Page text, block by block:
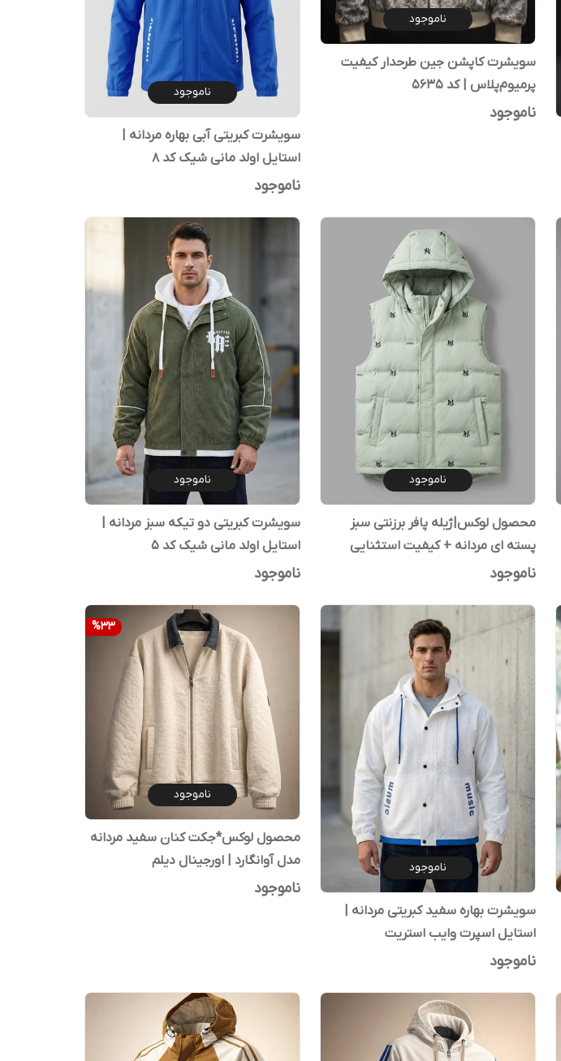
ناموجود
سویشرت کاپشن جین طرحدار کیفیت
پرمیوم‌پلاس | کد 5635
ناموجود
ناموجود
سویشرت کبریتی آبی بهاره مردانه |
استایل اولد مانی شیک کد ۸
ناموجود
ناموجود
محصول لوکس|ژیله پافر برزنتی سبز
پسته ای مردانه + کیفیت استثنایی
ناموجود
ناموجود
سویشرت کبریتی دو تیکه سبز مردانه |
استایل اولد مانی شیک کد ۵
ناموجود
ناموجود
سویشرت بهاره سفید کبریتی مردانه |
استایل اسپرت وایب استریت
ناموجود
%33
ناموجود
محصول لوکس*جکت کنان سفید مردانه
مدل آوانگارد | اورجینال دیلم
ناموجود